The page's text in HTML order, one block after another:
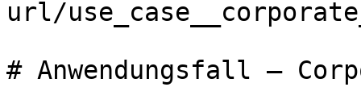
url/
# Anwendungsfall —